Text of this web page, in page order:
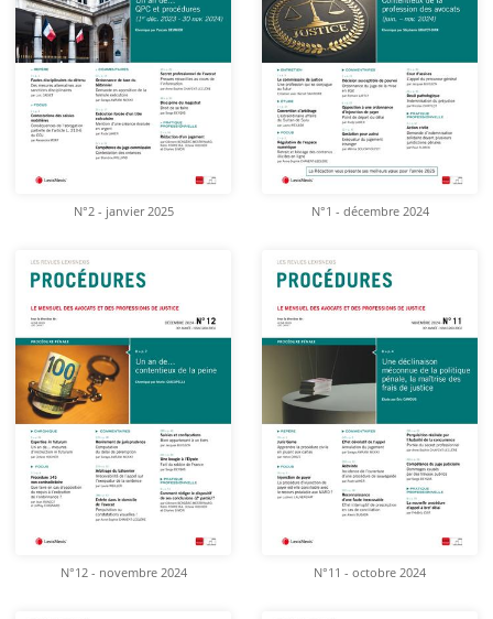
N°2 - janvier 2025 N°1 - décembre 2024
N°12 - novembre 2024 N°11 - octobre 2024